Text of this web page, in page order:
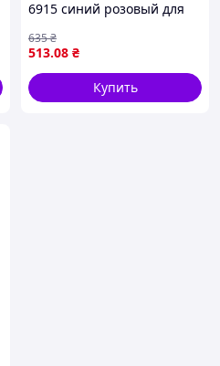
6915 синий розовый для
удобные для плавания
SKU_508-49
513.08 ₴
635₴
Купить